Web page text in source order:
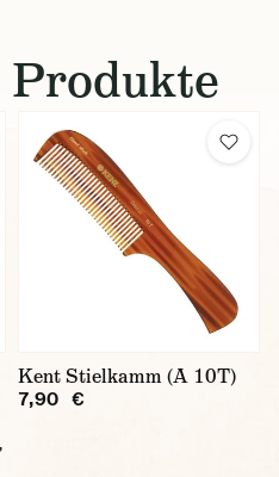
Kent Stielkamm (A 10T)
7,90 €